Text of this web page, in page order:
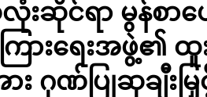
းဆိုင်ရာ မွန်စာပ
ားရေးအဖွဲ့၏ ထူး
း ဂုဏ်ပြုဆုချီးမ